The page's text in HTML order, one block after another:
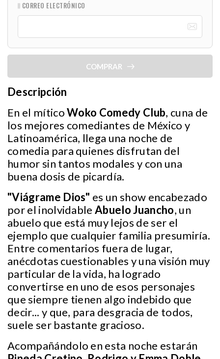
CORREO ELECTRÓNICO
COMPRAR
Descripción
En el míticoWoko Comedy Club, cuna de
los mejores comediantes de México y
Latinoamérica, llega una noche de
comedia para quienes disfrutan del
humor sin tantos modales y con una
buena dosis de picardía.
"Viágrame Dios" es un show encabezado
por el inolvidableAbuelo Juancho, un
abuelo que está muy lejos de ser el
ejemplo que cualquier familia presumiría.
Entre comentarios fuera de lugar,
anécdotas cuestionables y una visión muy
particular de la vida, ha logrado
convertirse en uno de esos personajes
que siempre tienen algo indebido que
decir... y que, para desgracia de todos,
suele ser bastante gracioso.
Acompañándolo en esta noche estarán